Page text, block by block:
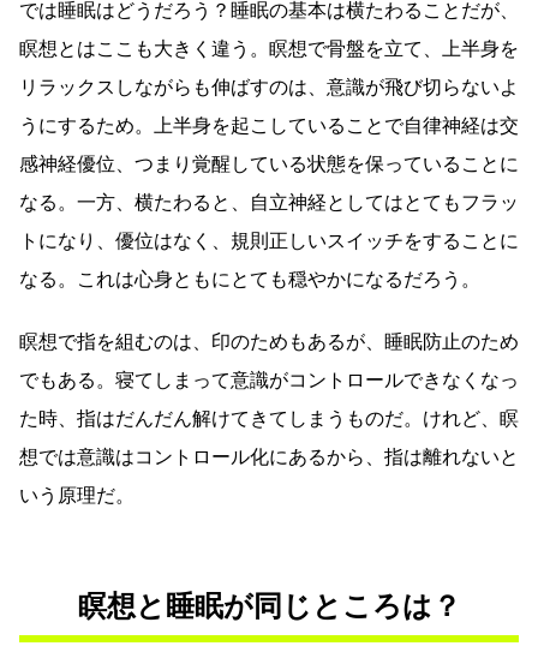
では睡眠はどうだろう？睡眠の基本は横たわることだが、
瞑想とはここも大きく違う。瞑想で骨盤を立て、上半身を
リラックスしながらも伸ばすのは、意識が飛び切らないよ
うにするため。上半身を起こしていることで自律神経は交
感神経優位、つまり覚醒している状態を保っていることに
なる。一方、横たわると、自立神経としてはとてもフラッ
トになり、優位はなく、規則正しいスイッチをすることに
なる。これは心身ともにとても穏やかになるだろう。
瞑想で指を組むのは、印のためもあるが、睡眠防止のため
でもある。寝てしまって意識がコントロールできなくなっ
た時、指はだんだん解けてきてしまうものだ。けれど、瞑
想では意識はコントロール化にあるから、指は離れないと
いう原理だ。
瞑想と睡眠が同じところは？